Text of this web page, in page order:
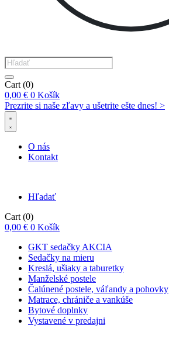
Products
search
Cart (0)
0,00 € 0 Košík
Prezrite si naše zľavy a ušetrite ešte dnes! >​
O nás
Kontakt
Hľadať
Cart (0)
0,00 € 0 Košík
GKT sedačky AKCIA
Sedačky na mieru
Kreslá, ušiaky a taburetky
Manželské postele
Čalúnené postele, váľandy a pohovky
Matrace, chrániče a vankúše
Bytové doplnky
Vystavené v predajni